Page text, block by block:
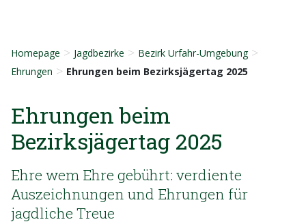
Homepage > Jagdbezirke > Bezirk Urfahr-Umgebung >
Ehrungen > Ehrungen beim Bezirksjägertag 2025
Ehrungen beim
Bezirksjägertag 2025
Ehre wem Ehre gebührt: verdiente
Auszeichnungen und Ehrungen für
jagdliche Treue